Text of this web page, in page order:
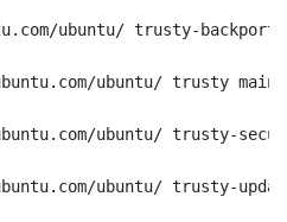
ubuntu/ trusty-
ubuntu/ trusty
ubuntu/ trusty-
ubuntu/ trusty-